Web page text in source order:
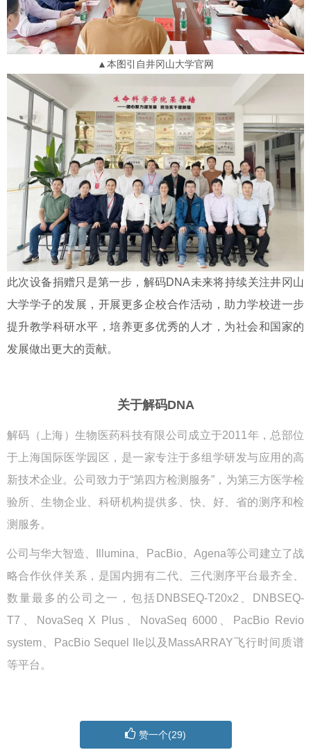
▲本图引自井冈山大学官网
此次设备捐赠只是第一步，解码DNA未来将持续关注井冈山
大学学子的发展，开展更多企校合作活动，助力学校进一步
提升教学科研水平，培养更多优秀的人才，为社会和国家的
发展做出更大的贡献。
关于解码DNA
解码（上海）生物医药科技有限公司成立于2011年，总部位
于上海国际医学园区，是一家专注于多组学研发与应用的高
新技术企业。公司致力于“第四方检测服务”，为第三方医学检
验所、生物企业、科研机构提供多、快、好、省的测序和检
测服务。
公司与华大智造、Illumina、PacBio、Agena等公司建立了战
略合作伙伴关系，是国内拥有二代、三代测序平台最齐全、
数量最多的公司之一，包括DNBSEQ-T20x2、DNBSEQ-
T7、NovaSeq X Plus、NovaSeq 6000、PacBio Revio
system、PacBio Sequel IIe以及MassARRAY飞行时间质谱
等平台。
赞一个(29)